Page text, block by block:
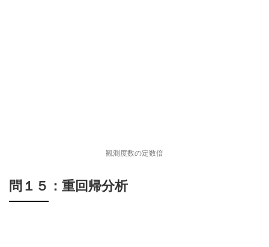
観測度数の定数倍
問１５：重回帰分析